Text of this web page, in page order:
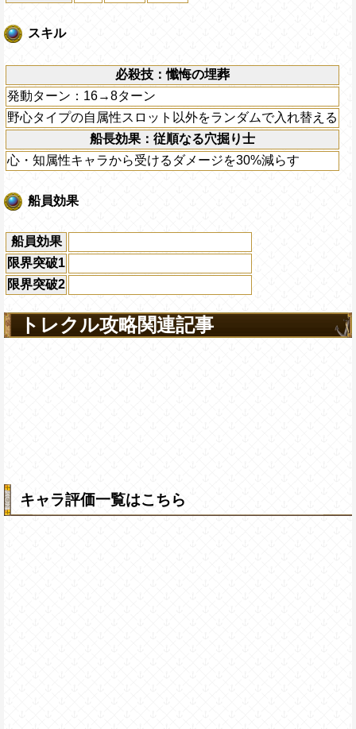
スキル
必殺技：懺悔の埋葬
発動ターン：16→8ターン
野心タイプの自属性スロット以外をランダムで入れ替える
船長効果：従順なる穴掘り士
心・知属性キャラから受けるダメージを30%減らす
船員効果
船員効果
限界突破1
限界突破2
トレクル攻略関連記事
キャラ評価一覧はこちら